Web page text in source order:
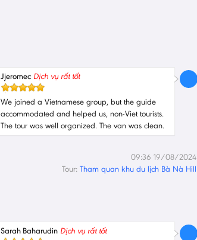
Jjeromec Dịch vụ rất tốt
We joined a Vietnamese group, but the guide
accommodated and helped us, non-Viet tourists.
The tour was well organized. The van was clean.
09:36 19/08/2024
Tour: Tham quan khu du lịch Bà Nà Hill
Sarah Baharudin Dịch vụ rất tốt